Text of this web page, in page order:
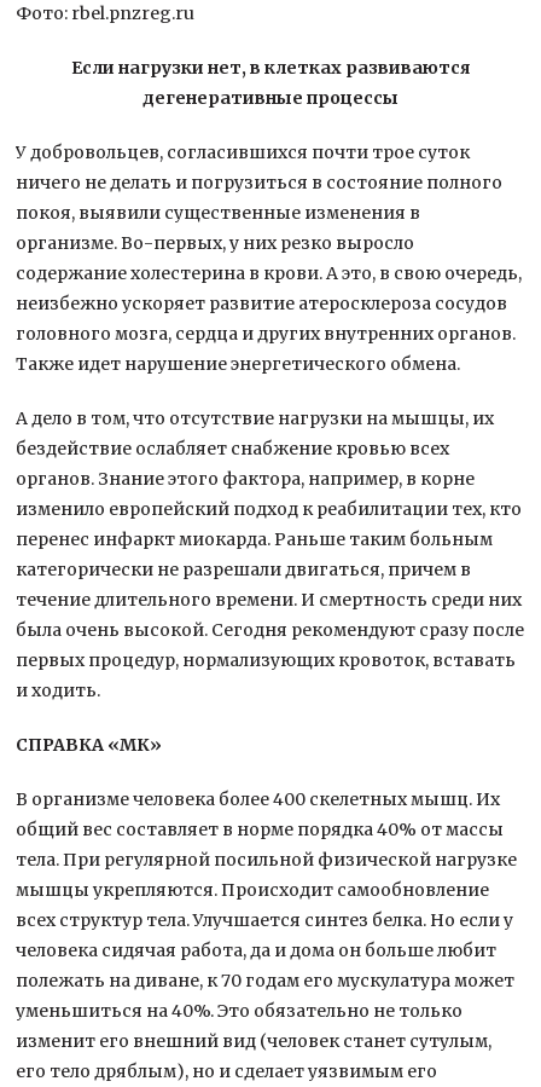
Фото: rbel.pnzreg.ru
Если нагрузки нет, в клетках развиваются
дегенеративные процессы
У добровольцев, согласившихся почти трое суток
ничего не делать и погрузиться в состояние полного
покоя, выявили существенные изменения в
организме. Во-первых, у них резко выросло
содержание холестерина в крови. А это, в свою очередь,
неизбежно ускоряет развитие атеросклероза сосудов
головного мозга, сердца и других внутренних органов.
Также идет нарушение энергетического обмена.
А дело в том, что отсутствие нагрузки на мышцы, их
бездействие ослабляет снабжение кровью всех
органов. Знание этого фактора, например, в корне
изменило европейский подход к реабилитации тех, кто
перенес инфаркт миокарда. Раньше таким больным
категорически не разрешали двигаться, причем в
течение длительного времени. И смертность среди них
была очень высокой. Сегодня рекомендуют сразу после
первых процедур, нормализующих кровоток, вставать
и ходить.
СПРАВКА «МК»
В организме человека более 400 скелетных мышц. Их
общий вес составляет в норме порядка 40% от массы
тела. При регулярной посильной физической нагрузке
мышцы укрепляются. Происходит самообновление
всех структур тела. Улучшается синтез белка. Но если у
человека сидячая работа, да и дома он больше любит
полежать на диване, к 70 годам его мускулатура может
уменьшиться на 40%. Это обязательно не только
изменит его внешний вид (человек станет сутулым,
его тело дряблым), но и сделает уязвимым его